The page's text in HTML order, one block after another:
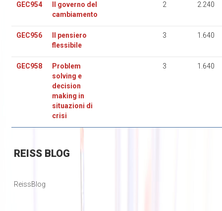
GEC954
Il governo del
cambiamento
2 2.240
GEC956
Il pensiero
flessibile
3 1.640
GEC958
Problem
solving e
decision
making in
situazioni di
crisi
3 1.640
REISSBLOG
ReissBlog